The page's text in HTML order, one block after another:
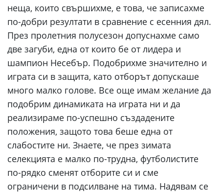
неща, които свършихме, е това, че записахме
по-добри резултати в сравнение с есенния дял.
През пролетния полусезон допуснахме само
две загуби, една от които бе от лидера и
шампион Несебър. Подобрихме значително и
играта си в защита, като отборът допускаше
много малко голове. Все още имам желание да
подобрим динамиката на играта ни и да
реализираме по-успешно създадените
положения, защото това беше една от
слабостите ни. Знаете, че през зимата
селекцията е малко по-трудна, футболистите
по-рядко сменят отборите си и сме
ограничени в подсилване на тима. Надявам се